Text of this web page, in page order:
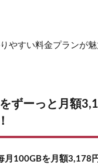
やすい料金プランが
ずーっと月額
月100GBを月額3,178